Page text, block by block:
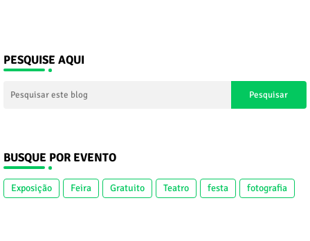
PESQUISE AQUI
BUSQUE POR EVENTO
Exposição Feira Gratuito Teatro festa fotografia